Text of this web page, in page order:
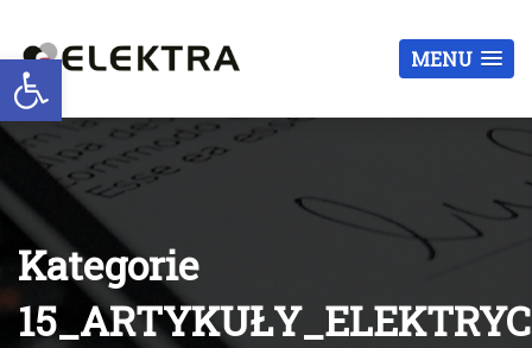
Otwórz pasek narzędzi MENU
Kategorie